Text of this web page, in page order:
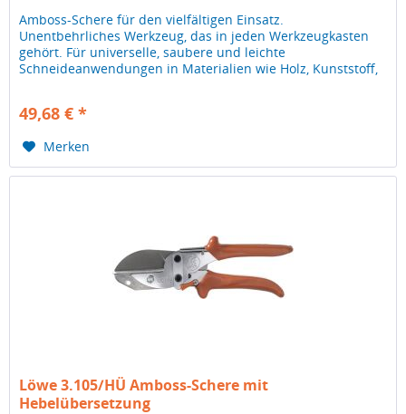
Amboss-Schere für den vielfältigen Einsatz.
Unentbehrliches Werkzeug, das in jeden Werkzeugkasten
gehört. Für universelle, saubere und leichte
Schneideanwendungen in Materialien wie Holz, Kunststoff,
49,68 € *
Merken
Löwe 3.105/HÜ Amboss-Schere mit
Hebelübersetzung